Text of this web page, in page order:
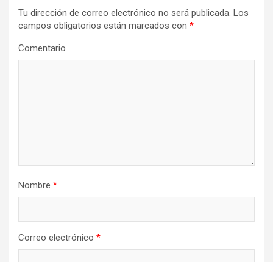
Tu dirección de correo electrónico no será publicada. Los
campos obligatorios están marcados con *
Comentario
Nombre *
Correo electrónico *